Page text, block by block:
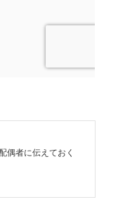
者に伝えておく